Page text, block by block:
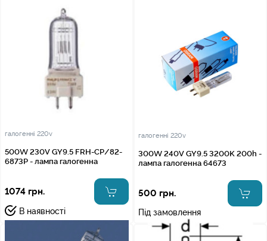
галогенні 220v
500W 230V GY9.5 FRH-CP/82-
6873P - лампа галогенна
1074 грн.
В наявності
галогенні 220v
300W 240V GY9.5 3200K 200h -
лампа галогенна 64673
500 грн.
Під замовлення